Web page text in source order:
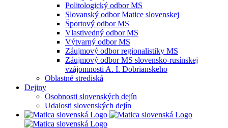
Politologický odbor MS
Slovanský odbor Matice slovenskej
Športový odbor MS
Vlastivedný odbor MS
Výtvarný odbor MS
Záujmový odbor regionalistiky MS
Záujmový odbor MS slovensko-rusínskej
vzájomnosti A. I. Dobrianskeho
Oblastné strediská
Dejiny
Osobnosti slovenských dejín
Udalosti slovenských dejín